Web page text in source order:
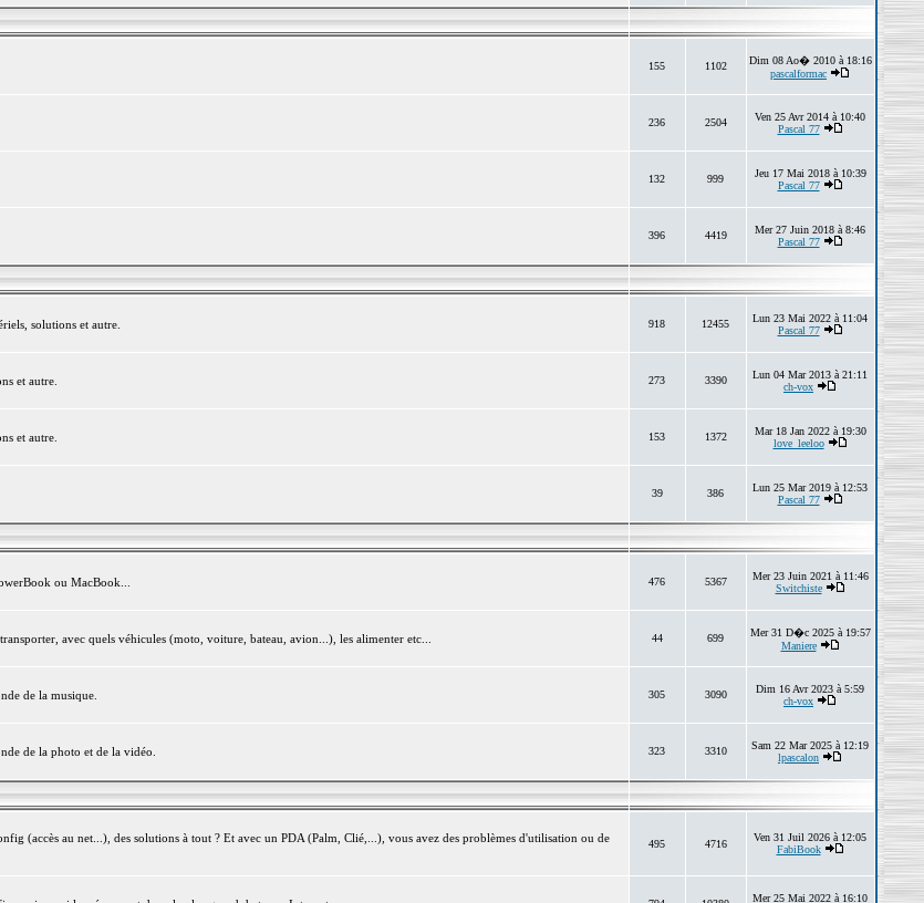
155 1102
Dim 08 Ao� 2010 à 18:16
pascalformac
236 2504
Ven 25 Avr 2014 à 10:40
Pascal 77
132 999
Jeu 17 Mai 2018 à 10:39
Pascal 77
396 4419
Mer 27 Juin 2018 à 8:46
Pascal 77
solutions et autre. 918 12455
Lun 23 Mai 2022 à 11:04
Pascal 77
et autre. 273 3390
Lun 04 Mar 2013 à 21:11
ch-vox
et autre. 153 1372
Mar 18 Jan 2022 à 19:30
love_leeloo
39 386
Lun 25 Mar 2019 à 12:53
Pascal 77
ou MacBook... 476 5367
Mer 23 Juin 2021 à 11:46
Switchiste
avec quels véhicules (moto, voiture, bateau, avion...), les alimenter etc... 44 699
Mer 31 D�c 2025 à 19:57
Maniere
de la musique. 305 3090
Dim 16 Avr 2023 à 5:59
ch-vox
de la photo et de la vidéo. 323 3310
Sam 22 Mar 2025 à 12:19
lpascalon
(accès au net...), des solutions à tout ? Et avec un PDA (Palm, Clié,...), vous avez des problèmes d'utilisation ou de
495 4716
Ven 31 Juil 2026 à 12:05
FabiBook
Mer 25 Mai 2022 à 16:10